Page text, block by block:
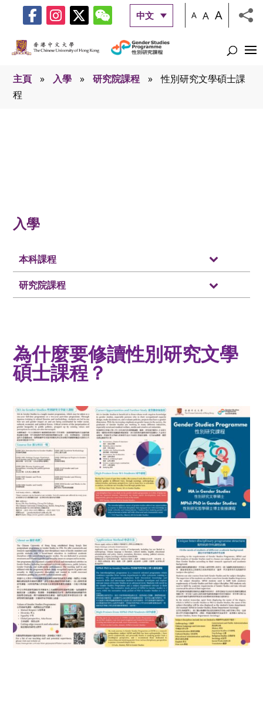
中文 A A A
主頁 » 入學 » 研究院課程 »
性別研究文學碩士課
程
入學
本科課程
研究院課程
為什麼要修讀性別研究文學
碩士課程？